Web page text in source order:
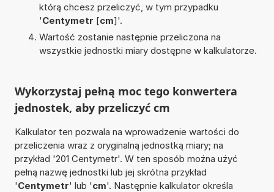
którą chcesz przeliczyć, w tym przypadku
'Centymetr [cm]'.
Wartość zostanie następnie przeliczona na
wszystkie jednostki miary dostępne w kalkulatorze.
Wykorzystaj pełną moc tego konwertera
jednostek, aby przeliczyć cm
Kalkulator ten pozwala na wprowadzenie wartości do
przeliczenia wraz z oryginalną jednostką miary; na
przykład '201 Centymetr'. W ten sposób można użyć
pełną nazwę jednostki lub jej skrótna przykład
'Centymetr' lub 'cm'. Następnie kalkulator określa